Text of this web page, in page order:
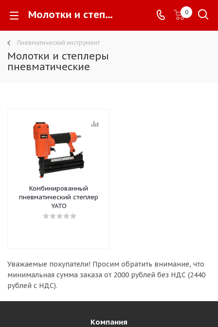
Молотки и степлеры пневматические - 0
Пневматический инструмент
Молотки и степлеры
пневматические
Комбинированный
пневматический степлер
YATO
Уважаемые покупатели! Просим обратить внимание, что
минимальная сумма заказа от 2000 рублей без НДС (2440
рублей с НДС).
Компания